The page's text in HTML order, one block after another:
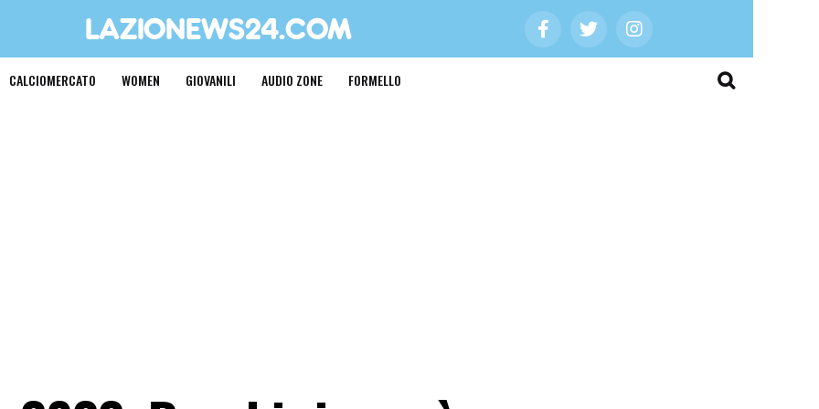
CALCIOMERCATO WOMEN GIOVANILI AUDIO ZONE FORMELLO